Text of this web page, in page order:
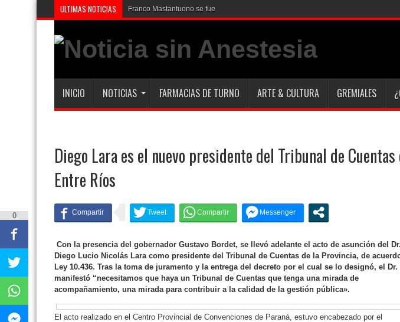
ULTIMAS NOTICIAS Franco Mastantuono se fue de Real Madrid y
INICIO NOTICIAS FARMACIAS DE TURNO ARTE & CULTURA GREMIALES
Diego Lara es el nuevo presidente del Tribunal de Cuentas
Entre Ríos
Con la presencia del gobernador Gustavo Bordet, se llevó adelante el acto de asunción del Dr.
Diego Lucio Nicolás Lara como presidente del Tribunal de Cuentas de la Provincia, de
Ley 10.436. Tras la toma de juramento y la entrega del decreto por el cual se lo designó, el Dr.
manifestó “necesitamos que haya un Tribunal de Cuentas que tenga una mirada de
acompañamiento, una mirada para contribuir a la calidad de la gestión pública».
El acto realizado en el Centro Provincial de Convenciones de Paraná, estuvo encabezado por el
0